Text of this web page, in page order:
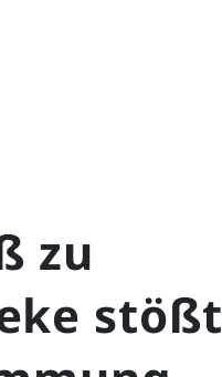
zu
stößt